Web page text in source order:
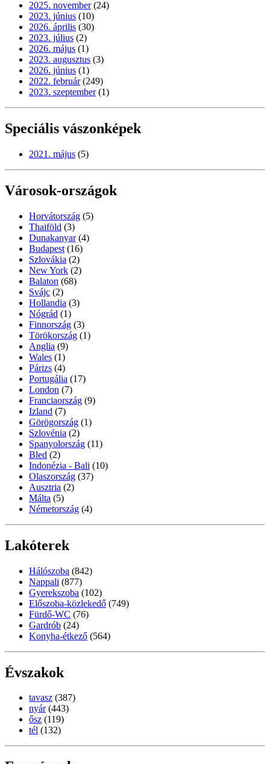
2025. november (24)
2023. június (10)
2026. április (30)
2023. július (2)
2026. május (1)
2023. augusztus (3)
2026. június (1)
2022. február (249)
2023. szeptember (1)
Speciális vászonképek
2021. május (5)
Városok-országok
Horvátország (5)
Thaiföld (3)
Dunakanyar (4)
Budapest (16)
Szlovákia (2)
New York (2)
Balaton (68)
Svájc (2)
Hollandia (3)
Nógrád (1)
Finnország (3)
Törökország (1)
Anglia (9)
Wales (1)
Párizs (4)
Portugália (17)
London (7)
Franciaország (9)
Izland (7)
Görögország (1)
Szlovénia (2)
Spanyolország (11)
Bled (2)
Indonézia - Bali (10)
Olaszország (37)
Ausztria (2)
Málta (5)
Németország (4)
Lakóterek
Hálószoba (842)
Nappali (877)
Gyerekszoba (102)
Előszoba-közlekedő (749)
Fürdő-WC (76)
Gardrób (24)
Konyha-étkező (564)
Évszakok
tavasz (387)
nyár (443)
ősz (119)
tél (132)